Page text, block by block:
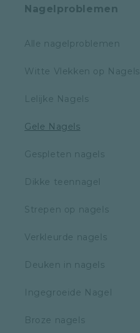
Nagelproblemen
Alle nagelproblemen
Witte Vlekken op Nagels
Lelijke Nagels
Gele Nagels
Gespleten nagels
Dikke teennagel
Strepen op nagels
Verkleurde nagels
Deuken in nagels
Ingegroeide Nagel
Broze nagels